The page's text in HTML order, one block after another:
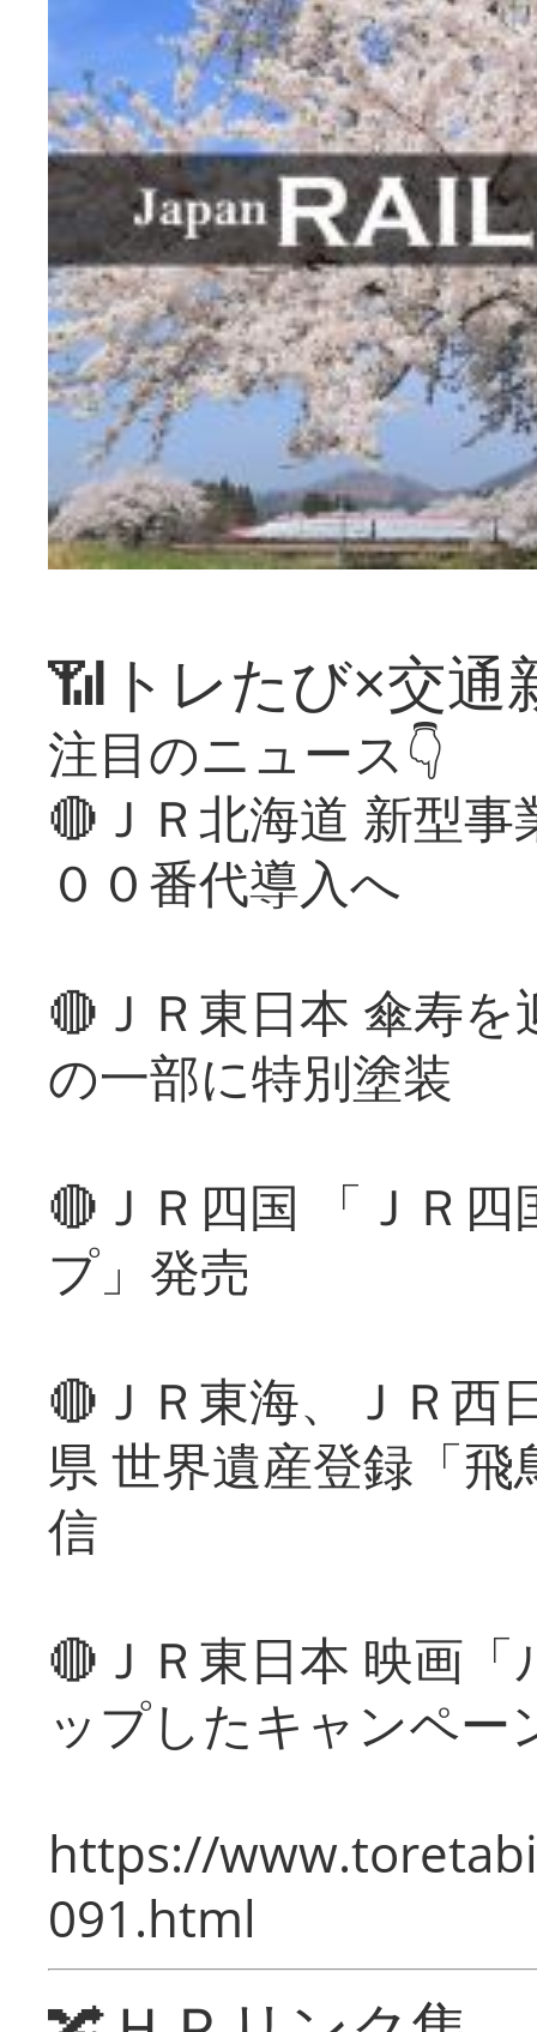
📶トレたび×交通
注目のニュース👇
🔴ＪＲ北海道 新型
００番代導入へ
🔴ＪＲ東日本 傘寿
の一部に特別塗装
🔴ＪＲ四国 「ＪＲ
プ」発売
🔴ＪＲ東海、ＪＲ西
県 世界遺産登録「
信
🔴ＪＲ東日本 映画
ップしたキャンペー
https://
091.html